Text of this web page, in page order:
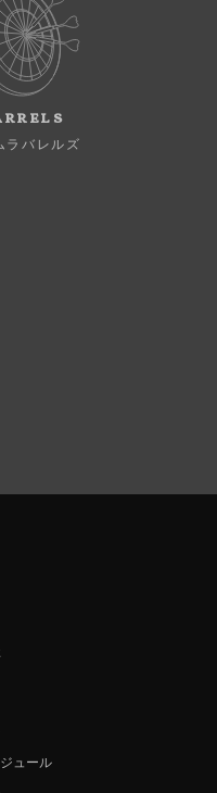
ラバレルズ
ュール